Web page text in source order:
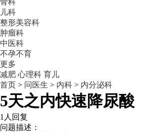
骨科
儿科
整形美容科
肿瘤科
中医科
不孕不育
更多
减肥 心理科 育儿
首页 > 问医生 > 内科 > 内分泌科
5天之内快速降尿酸
1人回复
问题描述：